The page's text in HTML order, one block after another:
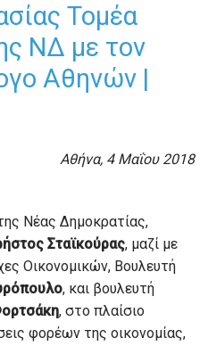
Τομέα
ΝΔ με τον
Αθηνών |
Αθήνα, 4 Μαΐου 2018
Νέας Δημοκρατίας,
Σταϊκούρας, μαζί με
Οικονομικών, Βουλευτή
, και βουλευτή
, στο πλαίσιο
φορέων της οικονομίας,